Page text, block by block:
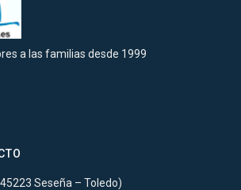
a las familias desde 1999
Seseña – Toledo)